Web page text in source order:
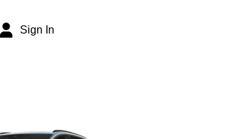
Sign In